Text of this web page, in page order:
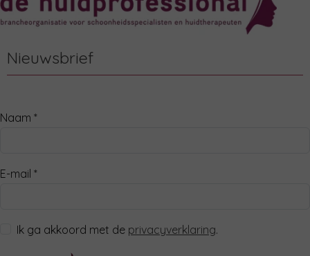
Nieuwsbrief
Naam *
E-mail *
Ik ga akkoord met de privacyverklaring.